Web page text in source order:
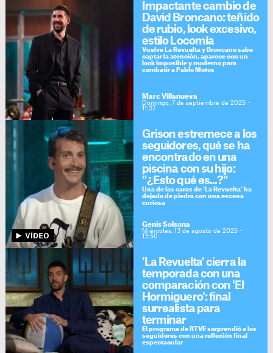
Impactante cambio de
David Broncano: teñido
de rubio, look excesivo,
estilo Locomía
Vuelve La Revuelta y Broncano sabe
captar la atención, aparece con un
look imposible y moderno para
combatir a Pablo Motos
Marc Villanueva
Domingo, 7 de septiembre de 2025 -
11:37
Grison estremece a los
seguidores, qué se ha
encontrado en una
piscina con su hijo:
"¿Esto qué es...?"
Una de las caras de 'La Revuelta' ha
dejado de piedra con una escena
curiosa
Genís Solsona
Miércoles, 13 de agosto de 2025 -
13:50
'La Revuelta' cierra la
temporada con una
comparación con 'El
Hormiguero': final
surrealista para
terminar
El programa de RTVE sorprendió a los
seguidores con una reflexión final
espectacular